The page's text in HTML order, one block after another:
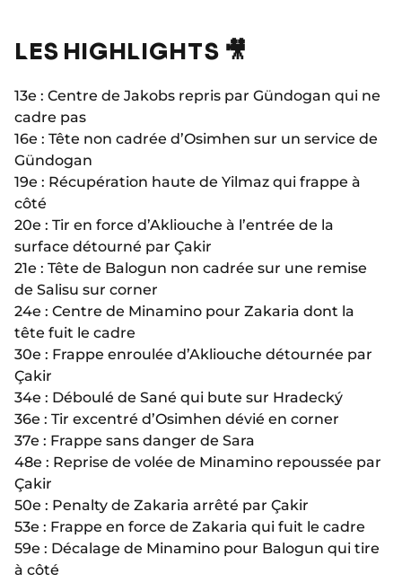
LES HIGHLIGHTS 🎥
13e : Centre de Jakobs repris par Gündogan qui ne
cadre pas
16e : Tête non cadrée d’Osimhen sur un service de
Gündogan
19e : Récupération haute de Yilmaz qui frappe à
côté
20e : Tir en force d’Akliouche à l’entrée de la
surface détourné par Çakir
21e : Tête de Balogun non cadrée sur une remise
de Salisu sur corner
24e : Centre de Minamino pour Zakaria dont la
tête fuit le cadre
30e : Frappe enroulée d’Akliouche détournée par
Çakir
34e : Déboulé de Sané qui bute sur Hradecký
36e : Tir excentré d’Osimhen dévié en corner
37e : Frappe sans danger de Sara
48e : Reprise de volée de Minamino repoussée par
Çakir
50e : Penalty de Zakaria arrêté par Çakir
53e : Frappe en force de Zakaria qui fuit le cadre
59e : Décalage de Minamino pour Balogun qui tire
à côté